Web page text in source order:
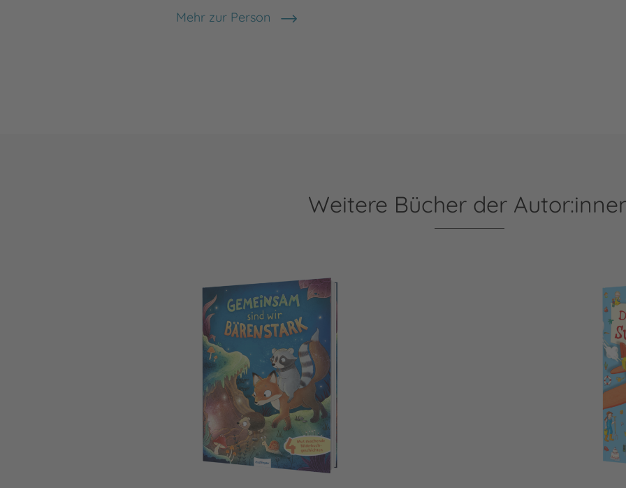
Mehr zur Person
Carola Sieverding
Weitere Bücher der